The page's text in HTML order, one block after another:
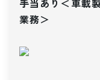
手当あり＜車載
業務＞